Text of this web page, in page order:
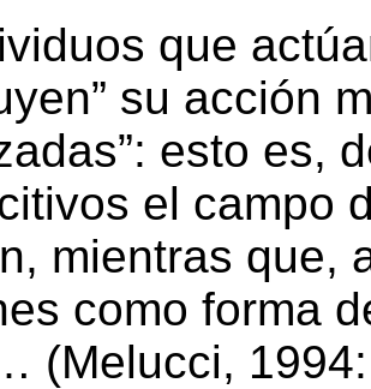
que
su acción
esto es,
el campo
mientras que,
como forma
(Melucci,